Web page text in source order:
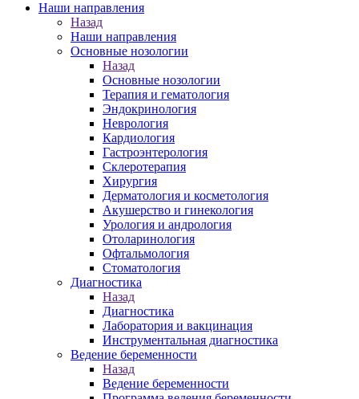
Наши направления
Назад
Наши направления
Основные нозологии
Назад
Основные нозологии
Терапия и гематология
Эндокринология
Неврология
Кардиология
Гастроэнтерология
Склеротерапия
Хирургия
Дерматология и косметология
Акушерство и гинекология
Урология и андрология
Отоларинология
Офтальмология
Стоматология
Диагностика
Назад
Диагностика
Лаборатория и вакцинация
Инструментальная диагностика
Ведение беременности
Назад
Ведение беременности